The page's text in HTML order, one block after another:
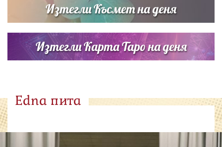
Изтегли Късмет на деня
Изтегли Карта Таро на деня
Edna пита